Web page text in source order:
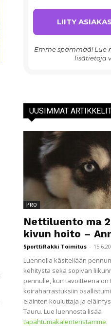
Emme spämmää! Lue
lisätietoja
UUSIMMAT
PRO
Nettiluento ma
kivun hoito –
SporttiRakki Toimitus -
Luennolla käsitellään
kehitystä sekä sopivan
pennulle, kun tavoitteena
koiraharrastuksiin
eläinten kouluttaja ja
Tauru. Lue luennosta lisää
tapahtumakalenteristamme.